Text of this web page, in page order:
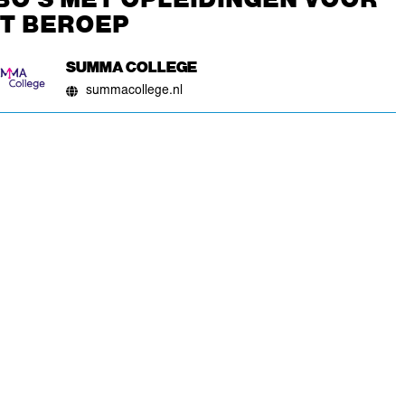
BEROEP
SUMMA COLLEGE
summacollege.nl